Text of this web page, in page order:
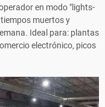
en modo "lights-
muertos y
Ideal para: plantas
electrónico, picos